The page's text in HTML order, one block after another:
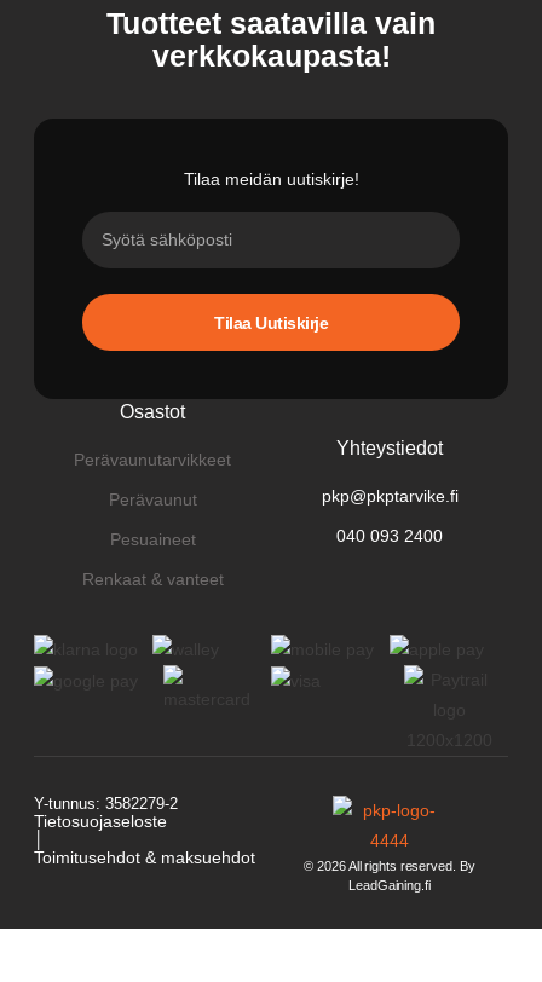
Tuotteet saatavilla vain
verkkokaupasta!
Tilaa meidän uutiskirje!
Tilaa Uutiskirje
Osastot
Perävaunutarvikkeet
Perävaunut
Pesuaineet
Renkaat & vanteet
Yhteystiedot
pkp@pkptarvike.fi
040 093 2400
© 2026 All rights reserved. By
LeadGaining.fi
Y-tunnus: 3582279-2
Tietosuojaseloste
Toimitusehdot & maksuehdot